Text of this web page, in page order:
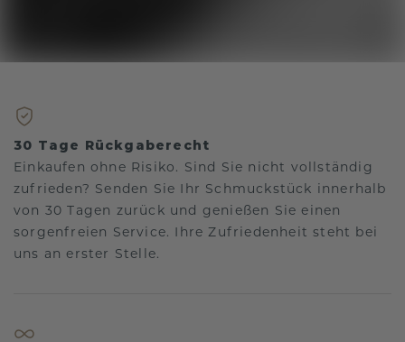
30 Tage Rückgaberecht
Einkaufen ohne Risiko. Sind Sie nicht vollständig
zufrieden? Senden Sie Ihr Schmuckstück innerhalb
von 30 Tagen zurück und genießen Sie einen
sorgenfreien Service. Ihre Zufriedenheit steht bei
uns an erster Stelle.